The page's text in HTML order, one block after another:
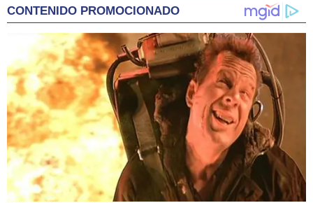
CONTENIDO PROMOCIONADO